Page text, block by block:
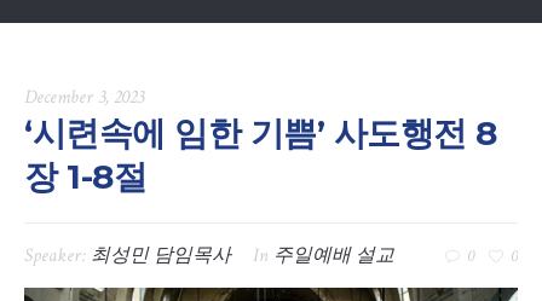
December 3, 2023
‘시련속에 임한 기쁨’ 사도행전 8
장 1-8절
Speaker: 최성민 담임목사 In 주일예배 설교 0 0